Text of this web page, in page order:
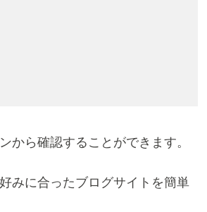
から確認することができます。
みに合ったブログサイトを簡単